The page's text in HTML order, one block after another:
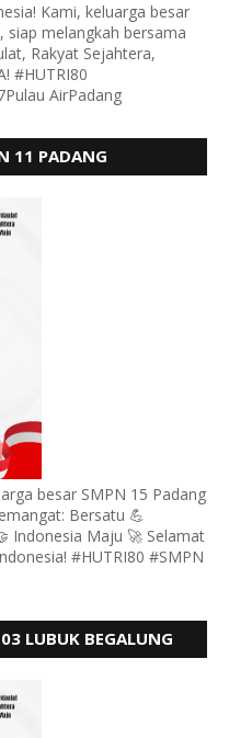
Kami, keluarga besar
siap melangkah bersama
Rakyat Sejahtera,
#HUTRI80
AirPadang
11 PADANG
besar SMPN 15 Padang
Bersatu 💪
Indonesia Maju 🚀 Selamat
#HUTRI80 #SMPN
LUBUK BEGALUNG